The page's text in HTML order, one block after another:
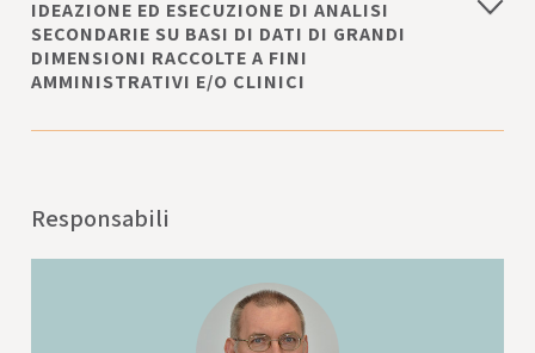
IDEAZIONE ED ESECUZIONE DI ANALISI
SECONDARIE SU BASI DI DATI DI GRANDI
DIMENSIONI RACCOLTE A FINI
AMMINISTRATIVI E/O CLINICI
Responsabili